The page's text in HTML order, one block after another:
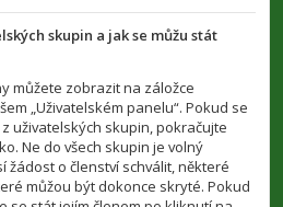
skupin a jak se můžu stát
můžete zobrazit na záložce
„Uživatelském panelu“. Pokud se
uživatelských skupin, pokračujte
Ne do všech skupin je volný
žádost o členství schválit, některé
můžou být dokonce skryté. Pokud